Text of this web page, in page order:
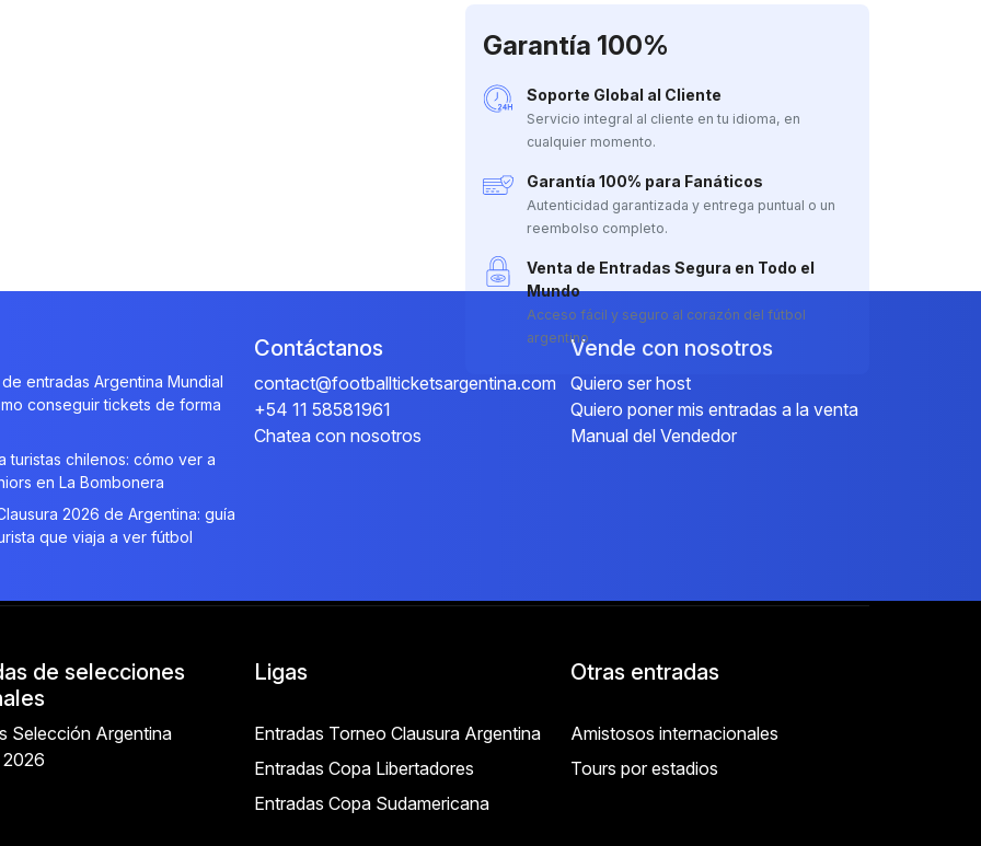
Garantía 100%
Soporte Global al Cliente
Servicio integral al cliente en tu idioma, en
cualquier momento.
Garantía 100% para Fanáticos
Autenticidad garantizada y entrega puntual o un
reembolso completo.
Venta de Entradas Segura en Todo el
Mundo
Acceso fácil y seguro al corazón del fútbol
argentino.
entradas Argentina Mundial
conseguir tickets de forma
turistas chilenos: cómo ver a
en La Bombonera
2026 de Argentina: guía
que viaja a ver fútbol
Contáctanos
contact@footballticketsargentina.com
+54 11 58581961
Chatea con nosotros
Vende con nosotros
Quiero ser host
Quiero poner mis entradas a la venta
Manual del Vendedor
de selecciones
Selección Argentina
2026
Ligas
Entradas Torneo Clausura Argentina
Entradas Copa Libertadores
Entradas Copa Sudamericana
Otras entradas
Amistosos internacionales
Tours por estadios